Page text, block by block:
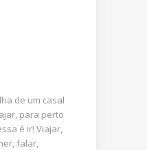
de um casal
para perto
é ir! Viajar,
falar,